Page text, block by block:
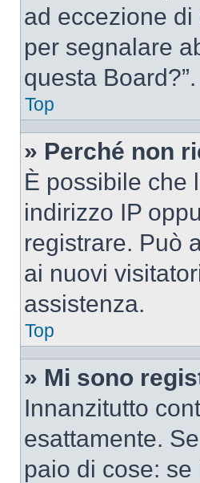
ad eccezione
per segnalare
questa Board?”.
Top
» Perché non
È possibile che
indirizzo IP
registrare. Può
ai nuovi
assistenza.
Top
» Mi sono
Innanzitutto
esattamente.
paio di cose: